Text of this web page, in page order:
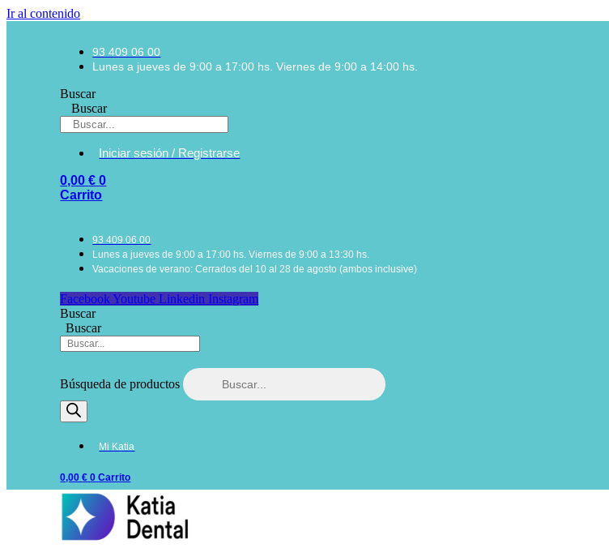
Ir al contenido
93 409 06 00
Lunes a jueves de 9:00 a 17:00 hs. Viernes de 9:00 a 14:00 hs.
Buscar
Buscar
Iniciar sesión / Registrarse
0,00€ 0
Carrito
93 409 06 00
Lunes a jueves de 9:00 a 17:00 hs. Viernes de 9:00 a 13:30 hs.
Vacaciones de verano: Cerrados del 10 al 28 de agosto (ambos inclusive)
Facebook Youtube Linkedin Instagram
Buscar
Buscar
Búsqueda de productos
Mi Katia
0,00€ 0 Carrito